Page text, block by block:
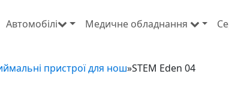
Автомобілі Медичне обладнання
пристрої для нош»STEM Eden 04